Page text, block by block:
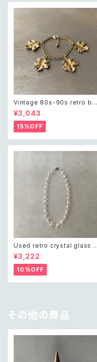
Vintage 80s-90s retro bot
anical leaf charm bracelet
レトロ ヴィンテージ アクセサリ
ー ゴールド ボタニカル リーフ
チャーム ブレスレット
¥3,043
15%OFF
Used retro crystal glass b
eads necklace レトロ ユーズ
ド アクセサリー クリスタル ガラ
ス ビーズ ネックレス
¥3,222
10%OFF
その他の商品